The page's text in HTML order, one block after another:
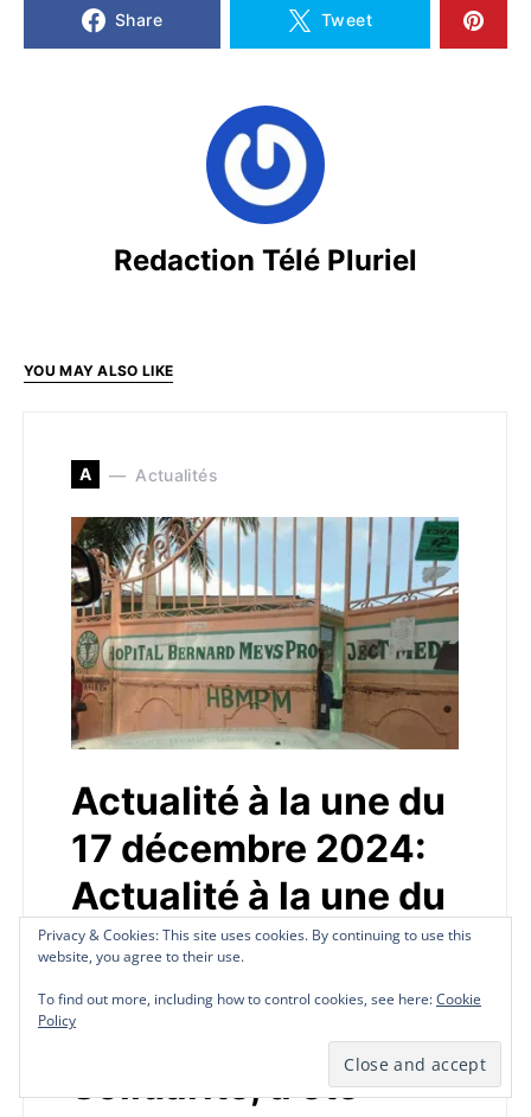
Privacy & Cookies: This site uses cookies. By continuing to use this
website, you agree to their use.
To find out more, including how to control cookies, see here:Cookie
Policy
Share Tweet
Redaction Télé Pluriel
YOU MAY ALSO LIKE
A Actualités
Actualité à la une du
17 décembre 2024:
Actualité à la une du
17 décembre 2024 :
L’hôpital Bernard
Mevs situé à Village
Solidarité, a été
Privacy & Cookies: This site uses cookies. By continuing to use this
website, you agree to their use.
To find out more, including how to control cookies, see here:Cookie
Policy
Privacy & Cookies: This site uses cookies. By continuing to use this
website, you agree to their use.
To find out more, including how to control cookies, see here:Cookie
Policy